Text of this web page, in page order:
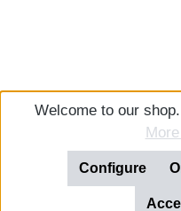
Welcome to our
Configure